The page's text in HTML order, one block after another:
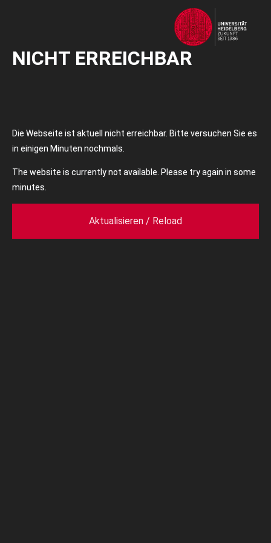
NICHT ERREICHBAR
Die Webseite ist aktuell nicht erreichbar. Bitte versuchen Sie es
in einigen Minuten nochmals.
The website is currently not available. Please try again in some
minutes.
Aktualisieren / Reload